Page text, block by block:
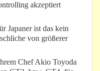
akzeptiert
Japaner ist das kein
von größerer
Chef Akio Toyoda